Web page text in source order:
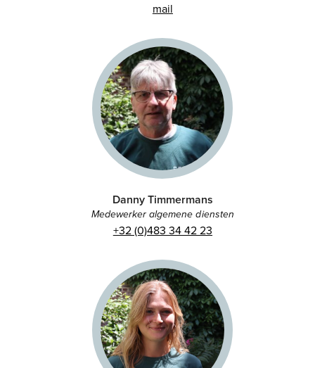
mail
Danny Timmermans
Medewerker algemene diensten
+32 (0)483 34 42 23